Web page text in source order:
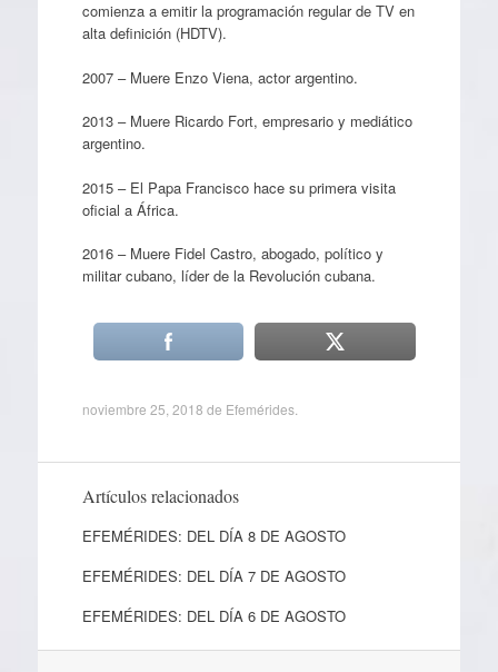
comienza a emitir la programación regular de TV en
alta definición (HDTV).
2007 – Muere Enzo Viena, actor argentino.
2013 – Muere Ricardo Fort, empresario y mediático
argentino.
2015 – El Papa Francisco hace su primera visita
oficial a África.
2016 – Muere Fidel Castro, abogado, político y
militar cubano, líder de la Revolución cubana.
noviembre 25, 2018 de Efemérides.
Artículos relacionados
EFEMÉRIDES: DEL DÍA 8 DE AGOSTO
EFEMÉRIDES: DEL DÍA 7 DE AGOSTO
EFEMÉRIDES: DEL DÍA 6 DE AGOSTO